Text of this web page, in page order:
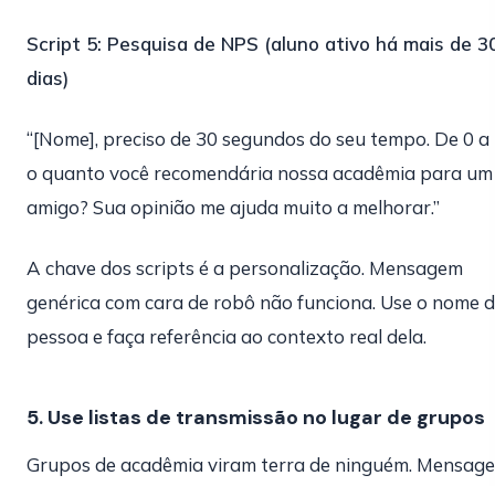
Script 5: Pesquisa de NPS (aluno ativo há mais de
dias)
“[Nome], preciso de 30 segundos do seu tempo. De 0 a
o quanto você recomendária nossa acadêmia para um
amigo? Sua opinião me ajuda muito a melhorar.”
A chave dos scripts é a personalização. Mensagem
genérica com cara de robô não funciona. Use o nome
pessoa e faça referência ao contexto real dela.
5. Use listas de transmissão no lugar de grupos
Grupos de acadêmia viram terra de ninguém.